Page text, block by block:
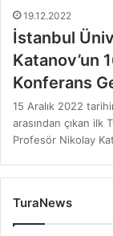
19.12.2022
İstanbul
Katanov’un
Konferans
15 Aralık 2022
arasından çıkan ilk
Profesör Nikolay
TuraNews